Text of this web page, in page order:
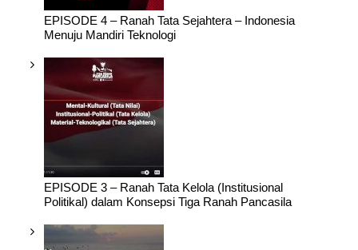
EPISODE 4 – Ranah Tata Sejahtera – Indonesia
Menuju Mandiri Teknologi
EPISODE 3 – Ranah Tata Kelola (Institusional
Politikal) dalam Konsepsi Tiga Ranah Pancasila